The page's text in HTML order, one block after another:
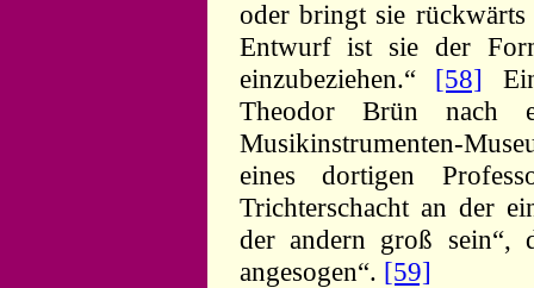
oder bringt sie
Entwurf ist sie der
einzubeziehen.“ [58]
Theodor Brün nach
Musikinstrumenten-
eines dortigen
Trichterschacht an der
der andern groß sein“,
angesogen“. [59]